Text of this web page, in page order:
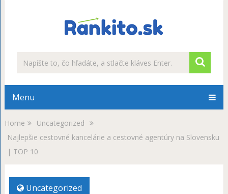
Menu
Home
Uncategorized
Najlepšie cestovné kancelárie a cestovné agentúry na Slovensku
| TOP 10
Uncategorized